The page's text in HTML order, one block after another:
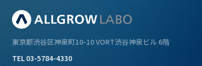
東京都渋谷区神泉町10-10VORT渋谷神泉ビル 6階
TEL 03-5784-4330